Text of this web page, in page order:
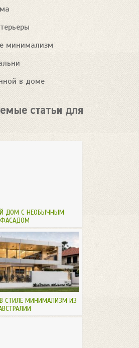
статьи для
ДОМ С НЕОБЫЧНЫМ
ФАСАДОМ
СТИЛЕ МИНИМАЛИЗМ ИЗ